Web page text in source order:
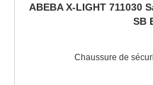
ABEBA X-LIGHT 711030
SB
Chaussure de